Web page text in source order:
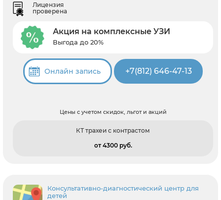
Лицензия
проверена
Акция на комплексные УЗИ
Выгода до 20%
Онлайн запись +7(812) 646-47-13
Цены с учетом скидок, льгот и акций
КТ трахеи с контрастом
от 4300 pуб.
Консультативно-диагностический центр для
детей